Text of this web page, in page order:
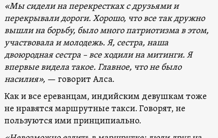
«Мы сидели на перекрестках с друзьями и
перекрывали дороги. Хорошо, что все так дружно
вышли на борьбу, было много патриотизма в этом,
участвовала и молодежь. Я, сестра, наша
двоюродная сестра – все ходили на митинги. Я
впервые видела такое. Главное, что не было
насилия», — говорит Алса.
Как и все ереванцам, индийским девушкам тоже
не нравятся маршрутные такси. Говорят, не
пользуются ими принципиально.